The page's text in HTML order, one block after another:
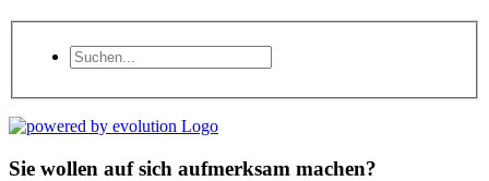
Sie wollen auf sich aufmerksam machen?